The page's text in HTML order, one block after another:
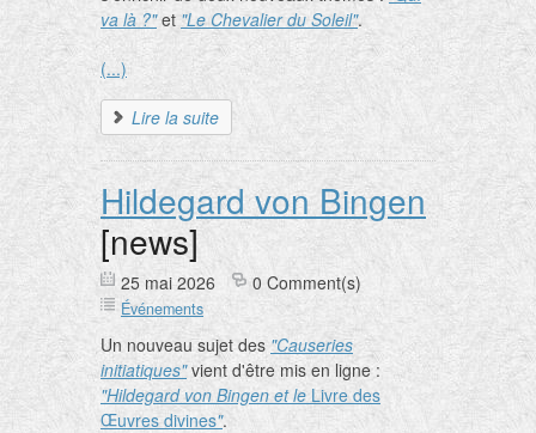
va là ?"et "Le Chevalier du Soleil".
(...)
Lire la suite
Hildegard von Bingen
[news]
25 mai 2026 0 Comment(s)
Événements
Un nouveau sujet des "Causeries
initiatiques"vient d'être mis en ligne :
"Hildegard von Bingen et le Livre des
Œuvres divines".